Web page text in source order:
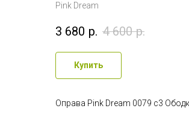
Pink Dream
3 680 р. 4 600 р.
Купить
Оправа Pink Dream 0079 c3